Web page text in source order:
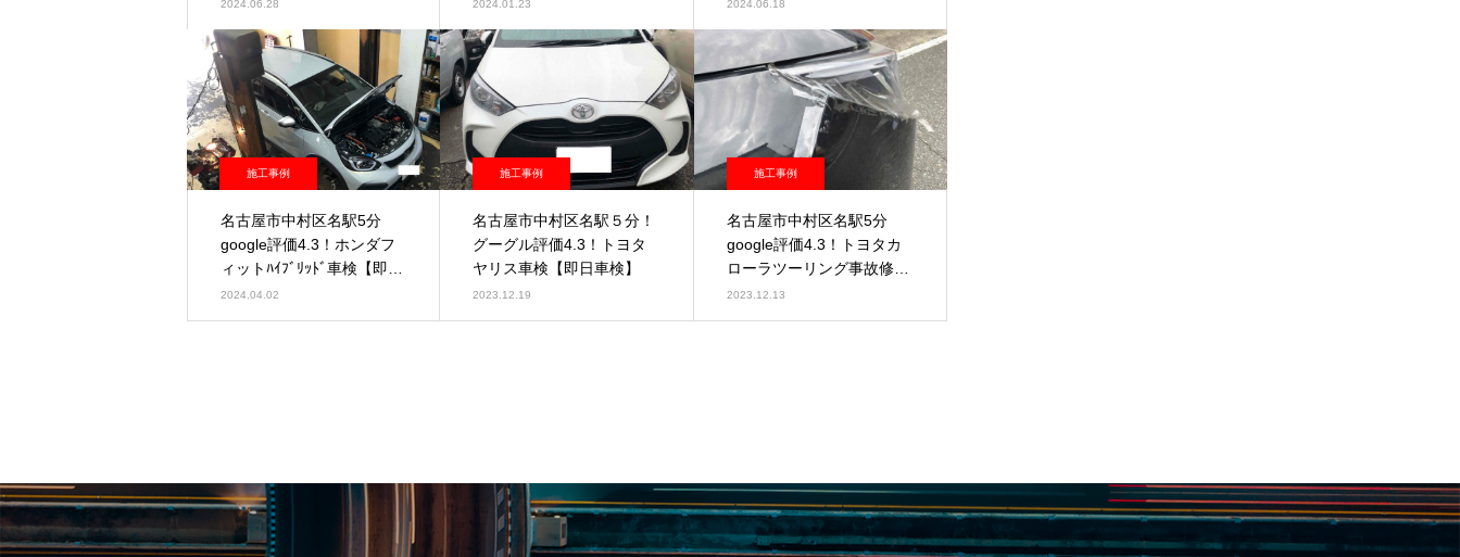
2024.06.28 2024.01.23 2024.06.18
施工事例
名古屋市中村区名駅5分
google評価4.3！ホンダフ
ィットﾊｲﾌﾞﾘｯﾄﾞ車検【即日
車検】
2024.04.02
施工事例
名古屋市中村区名駅５分！
グーグル評価4.3！トヨタ
ヤリス車検【即日車検】
2023.12.19
施工事例
名古屋市中村区名駅5分
google評価4.3！トヨタカ
ローラツーリング事故修理
【即日点検】
2023.12.13